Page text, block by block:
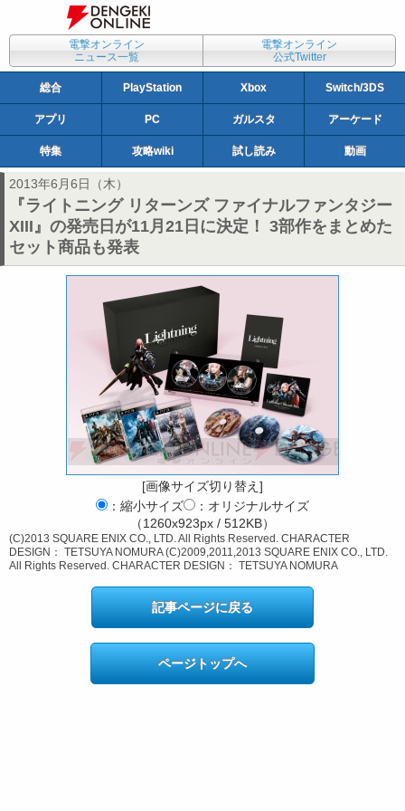
電撃オンライン
ニュース一覧
電撃オンライン
公式Twitter
総合 PlayStation Xbox Switch/3DS
アプリ PC ガルスタ アーケード
特集 攻略wiki 試し読み 動画
2013年6月6日（木）
『ライトニング リターンズ ファイナルファンタジー
XIII』の発売日が11月21日に決定！ 3部作をまとめた
セット商品も発表
[画像サイズ切り替え]
：縮小サイズ
：オリジナルサイズ
（1260x923px / 512KB）
(C)2013 SQUARE ENIX CO., LTD. All Rights Reserved. CHARACTER
DESIGN： TETSUYA NOMURA (C)2009,2011,2013 SQUARE ENIX CO., LTD.
All Rights Reserved. CHARACTER DESIGN： TETSUYA NOMURA
記事ページに戻る
ページトップへ